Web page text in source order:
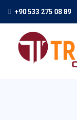
+90 533 275 08 89